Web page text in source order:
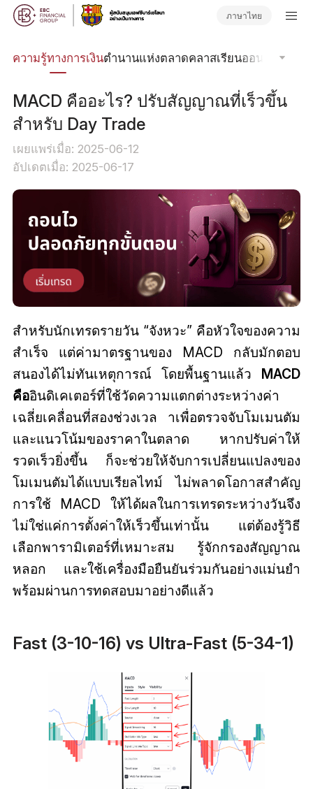
ภาษาไทย
ความรู้ทางการเงินตำนานแห่งตลาดคลาสเรียนออนไลน์โฟกั
MACD คืออะไร? ปรับสัญญาณที่เร็วขึ้น
สำหรับ Day Trade
เผยแพร่เมื่อ: 2025-06-12
อัปเดตเมื่อ: 2025-06-17
สำหรับนักเทรดรายวัน “จังหวะ” คือหัวใจของความ
สำเร็จ แต่ค่ามาตรฐานของ MACD กลับมักตอบ
สนองได้ไม่ทันเหตุการณ์ โดยพื้นฐานแล้ว MACD
คืออินดิเคเตอร์ที่ใช้วัดความแตกต่างระหว่างค่า
เฉลี่ยเคลื่อนที่สองช่วงเวล าเพื่อตรวจจับโมเมนตัม
และแนวโน้มของราคาในตลาด หากปรับค่าให้
รวดเร็วยิ่งขึ้น ก็จะช่วยให้จับการเปลี่ยนแปลงของ
โมเมนตัมได้แบบเรียลไทม์ ไม่พลาดโอกาสสำคัญ
การใช้ MACD ให้ได้ผลในการเทรดระหว่างวันจึง
ไม่ใช่แค่การตั้งค่าให้เร็วขึ้นเท่านั้น แต่ต้องรู้วิธี
เลือกพารามิเตอร์ที่เหมาะสม รู้จักกรองสัญญาณ
หลอก และใช้เครื่องมือยืนยันร่วมกันอย่างแม่นยำ
พร้อมผ่านการทดสอบมาอย่างดีแล้ว
Fast (3-10-16) vs Ultra-Fast (5-34-1)